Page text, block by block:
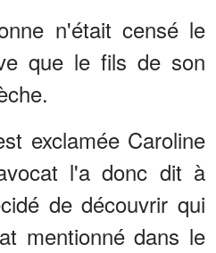
n'était censé le
que le fils de son
exclamée Caroline
l'a donc dit à
de découvrir qui
mentionné dans le